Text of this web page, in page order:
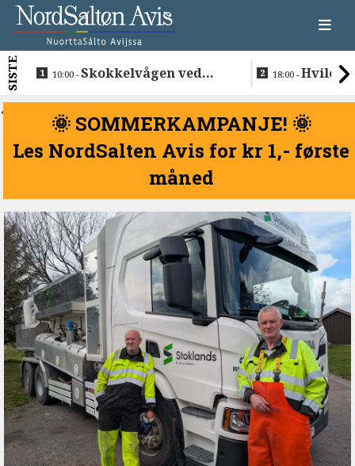
SISTE 10:00 -Skokkelvågen ved
18:00 -Hvile i
<
🌞 SOMMERKAMPANJE! 🌞
Les NordSalten Avis for kr 1,- første
måned